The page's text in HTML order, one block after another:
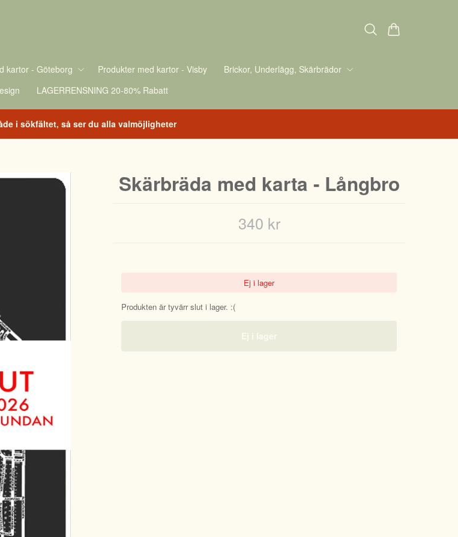
kartor - Göteborg Produkter med kartor - Visby
Brickor, Underlägg, Skärbrädor
LAGERRENSNING 20-80% Rabatt
i sökfältet, så ser du alla valmöjligheter
Skärbräda med karta - Långbro
340 kr
Ej i lager
Produkten är tyvärr slut i lager. :(